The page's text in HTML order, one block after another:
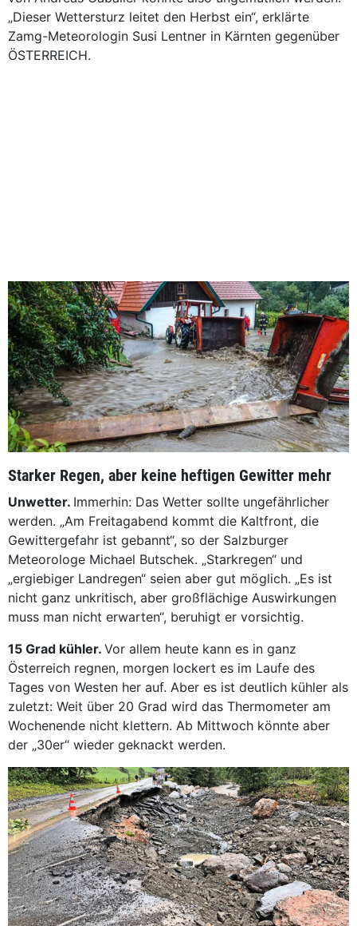
„Dieser Wettersturz leitet den Herbst ein“, erklärte
Zamg-Meteorologin Susi Lentner in Kärnten gegenüber
ÖSTERREICH.
Starker Regen, aber keine heftigen Gewitter mehr
Unwetter. Immerhin: Das Wetter sollte ungefährlicher
werden. „Am Freitagabend kommt die Kaltfront, die
Gewittergefahr ist gebannt“, so der Salzburger
Meteorologe Michael Butschek. „Starkregen“ und
„ergiebiger Landregen“ seien aber gut möglich. „Es ist
nicht ganz unkritisch, aber großflächige Auswirkungen
muss man nicht erwarten“, beruhigt er vorsichtig.
15 Grad kühler. Vor allem heute kann es in ganz
Österreich regnen, morgen lockert es im Laufe des
Tages von Westen her auf. Aber es ist deutlich kühler als
zuletzt: Weit über 20 Grad wird das Thermometer am
Wochenende nicht klettern. Ab Mittwoch könnte aber
der „30er“ wieder geknackt werden.